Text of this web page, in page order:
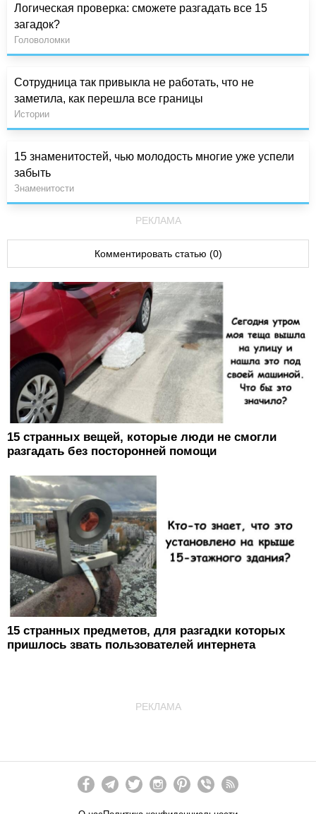
Логическая проверка: сможете разгадать все 15
загадок?
Головоломки
Сотрудница так привыкла не работать, что не
заметила, как перешла все границы
Истории
15 знаменитостей, чью молодость многие уже успели
забыть
Знаменитости
РЕКЛАМА
Комментировать статью (0)
15 странных вещей, которые люди не смогли
разгадать без посторонней помощи
15 странных предметов, для разгадки которых
пришлось звать пользователей интернета
РЕКЛАМА